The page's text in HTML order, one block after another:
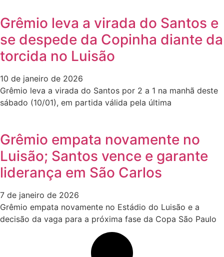
Grêmio leva a virada do Santos e
se despede da Copinha diante da
torcida no Luisão
10 de janeiro de 2026
Grêmio leva a virada do Santos por 2 a 1 na manhã deste
sábado (10/01), em partida válida pela última
Grêmio empata novamente no
Luisão; Santos vence e garante
liderança em São Carlos
7 de janeiro de 2026
Grêmio empata novamente no Estádio do Luisão e a
decisão da vaga para a próxima fase da Copa São Paulo